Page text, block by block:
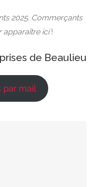
2025. Commerçants
apparaître ici!
de Beaulieu
par mail